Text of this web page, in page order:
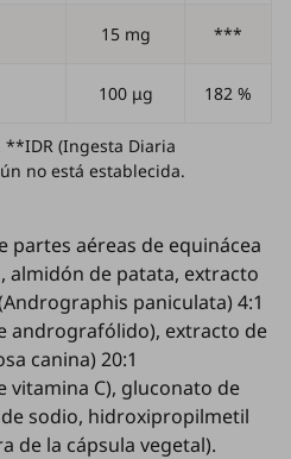
15 mg ***
100 μg 182 %
(Ingesta Diaria
no está establecida.
partes aéreas de equinácea
almidón de patata, extracto
Andrographis paniculata) 4:1
andrografólido), extracto de
canina) 20:1
vitamina C), gluconato de
sodio, hidroxipropilmetil
de la cápsula vegetal).